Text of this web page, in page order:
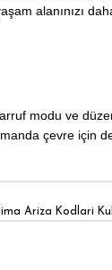
alanınızı
modu ve
çevre için
Ariza Kodlari